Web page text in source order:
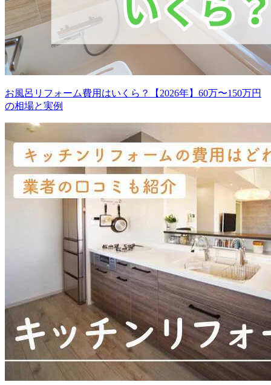
お風呂リフォーム費用はいくら？【2026年】60万〜150万円
の相場と実例